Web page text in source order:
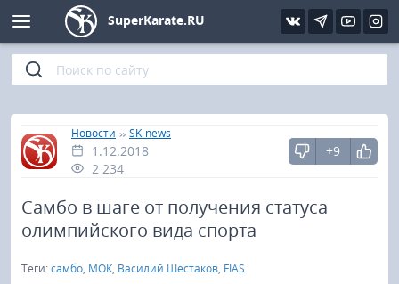
SuperKarate.RU
Главная
»
Новости » SK-news
1.12.2018
2 234
+9
Самбо в шаге от получения статуса
олимпийского вида спорта
Теги:самбо, МОК, Василий Шестаков, FIAS
Киокушинкай
Кёкусин (IFK)
Шинкиокушинкай
Кекусин-кан
Фото
Видео
Интервью
Статьи
Уроки каратэ
Файлы
Библиотека